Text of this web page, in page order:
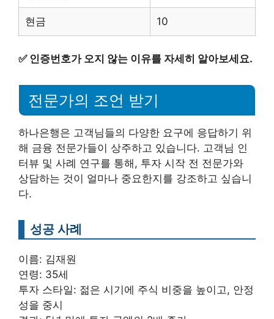
현금 10
✅ 인증번호가 오지 않는 이유를 자세히 알아보세요.
전문가의 조언 받기
하나은행은 고객님들의 다양한 요구에 응답하기 위
해 금융 전문가들이 상주하고 있습니다. 고객님 인
터뷰 및 사례 연구를 통해, 투자 시작 전 전문가와
상담하는 것이 얼마나 중요한지를 강조하고 싶습니
다.
성공 사례
이름: 김재원
연령: 35세
투자 스타일: 젊은 시기에 주식 비중을 높이고, 안정
성을 중시